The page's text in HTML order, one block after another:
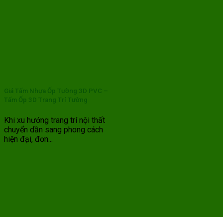
Giá Tấm Nhựa Ốp Tường 3D PVC –
Tấm Ốp 3D Trang Trí Tường
Khi xu hướng trang trí nội thất
chuyển dần sang phong cách
hiện đại, đơn...